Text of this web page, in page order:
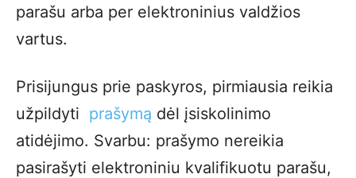
parašu arba per elektroninius valdžios
vartus.
Prisijungus prie paskyros, pirmiausia reikia
užpildyti prašymą dėl įsiskolinimo
atidėjimo. Svarbu: prašymo nereikia
pasirašyti elektroniniu kvalifikuotu parašu,